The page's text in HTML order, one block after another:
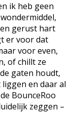
ik heb geen
gerust hart
er voor dat
voor even,
of chillt ze
gaten houdt,
en daar al
BounceRoo
zeggen –